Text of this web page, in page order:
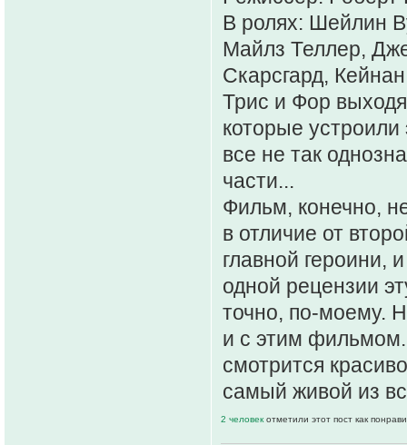
В ролях: Шейлин
Майлз Теллер,
Скарсгард,
Трис и Фор
которые
все не так
части...
Фильм, конечно,
в отличие от
главной героини,
одной рецензии
точно, по-моему.
и с этим фильмом.
смотрится
самый живой из
2 человекотметили этот пост как